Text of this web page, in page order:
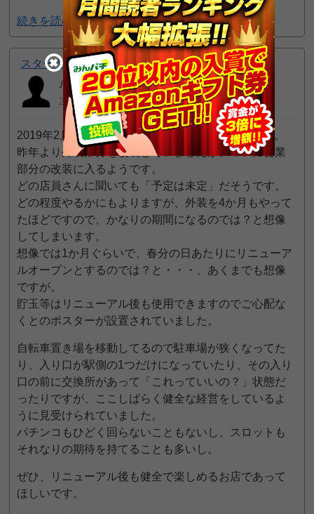
続きを読む 10pt GET!
スターダスト西船橋店
ルル
2019年02月17日 8:54 PM
2019年2月20日よりしばらく店休日に入るそうです。
昨年より外装部分を改装していましたが、ついに営業
部分の改装に入るようです。
どの店員さんに聞いても「予定は未定」だそうです。
どの程度やるかにもよりますが、外装を4か月もやって
たほどですので、かなりの期間になるのでは？と想像
してしまいます。
想像では1か月ぐらいで、春分の日あたりにリニューア
ルオープンとするのでは？と・・・、あくまでも想像
ですが。
貯玉等はリニューアル後も使用できますのでご心配な
くとのポスターが設置されていました。
自転車置き場を移動してるので駐車場が狭くなってた
り、入り口が駅側の1つだけになっていたり、その入り
口の前に交換所があって「これっていいの？」状態だ
ったりですが、ここしばらく健全な経営をしているよ
うに見受けられていました。
パチンコもひどく回らないこともないし、スロットも
それなりの期待を持てることも多いし。
ぜひ、リニューアル後も健全で楽しめるお店であって
ほしいです。